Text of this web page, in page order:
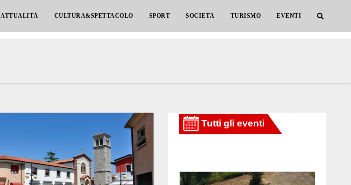
ATTUALITÀ CULTURA&SPETTACOLO SPORT SOCIETÀ TURISMO EVENTI